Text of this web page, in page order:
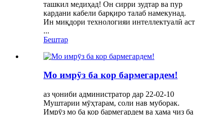
ташкил медиҳад! Он сирри зудтар ва пур
кардани кабели барқиро талаб намекунад.
Ин миқдори технологияи интеллектуалӣ аст
...
Бештар
Мо имрӯз ба кор бармегардем!
аз ҷониби администратор дар 22-02-10
Муштарии мӯҳтарам, соли нав муборак.
Имрӯз мо ба кор бармегардем ва ҳама чиз ба